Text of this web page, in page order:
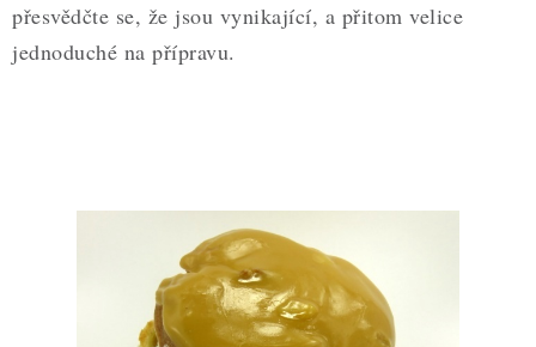
DO KUCHYNĚ
TÉMATICKÉ PRODUKTY
přesvědčte se, že jsou vynikající, a přitom velice
jednoduché na přípravu.